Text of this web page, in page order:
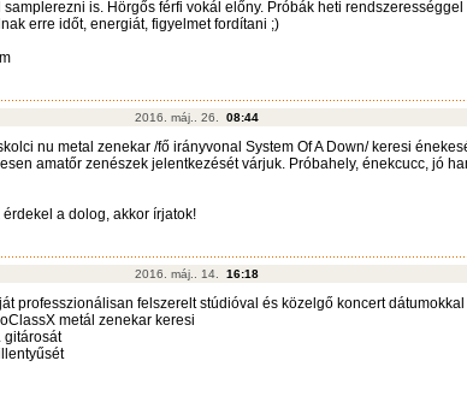
samplerezni is. Hörgős férfi vokál előny. Próbák heti
erre időt, energiát, figyelmet fordítani ;)
2016. máj.. 26. 08:44
nu metal zenekar /fő irányvonal System Of A Down/ keresi
amatőr zenészek jelentkezését várjuk. Próbahely, énekcucc, jó
érdekel a dolog, akkor írjatok!
2016. máj.. 14. 16:18
professzionálisan felszerelt stúdióval és közelgő koncert
metál zenekar keresi
gitárosát